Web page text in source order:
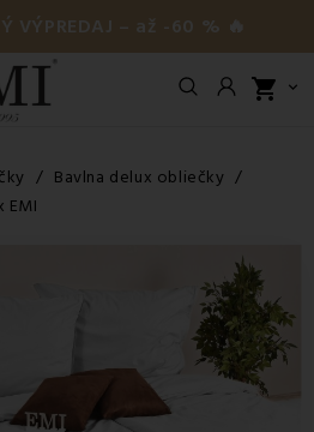
VÝPREDAJ – až -60 % 🔥
shopping_cart 
Bavlna delux obliečky
EMI